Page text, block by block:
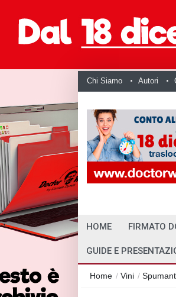
Chi Siamo Autori
HOME FIRMATO
GUIDE E
Home / Vini /